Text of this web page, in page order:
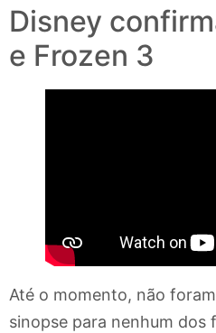
Disney
e Frozen 3
Até o momento, não
sinopse para nenhum dos